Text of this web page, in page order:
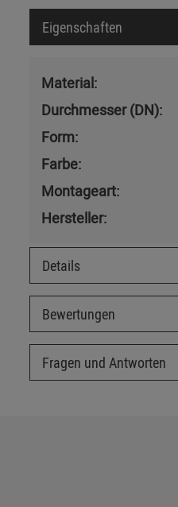
Eigenschaften
Material:
Durchmesser (DN):
Form:
Farbe:
Montageart:
Hersteller:
Details
Bewertungen
Fragen und Antworten